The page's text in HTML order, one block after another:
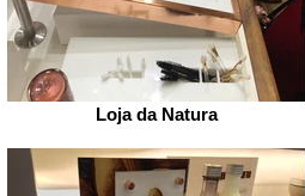
Loja da Natura